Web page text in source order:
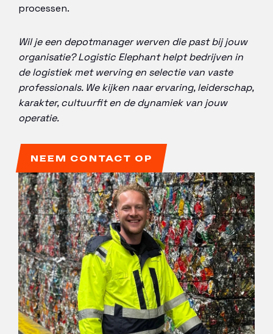
processen.
Wil je een depotmanager werven die past bij jouw
organisatie? Logistic Elephant helpt bedrijven in
de logistiek met werving en selectie van vaste
professionals. We kijken naar ervaring, leiderschap,
karakter, cultuurfit en de dynamiek van jouw
operatie.
NEEM CONTACT OP